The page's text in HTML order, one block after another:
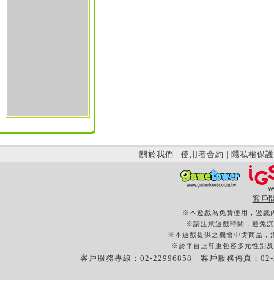
關於我們 | 使用者合約 | 隱私權保護
客戶
※本遊戲為免費使用，遊戲
※請注意遊戲時間，避免
※本遊戲提供之機會中獎商品，
※於平台上尊重包容多元性別
客戶服務專線：02-22996858 客戶服務傳真：